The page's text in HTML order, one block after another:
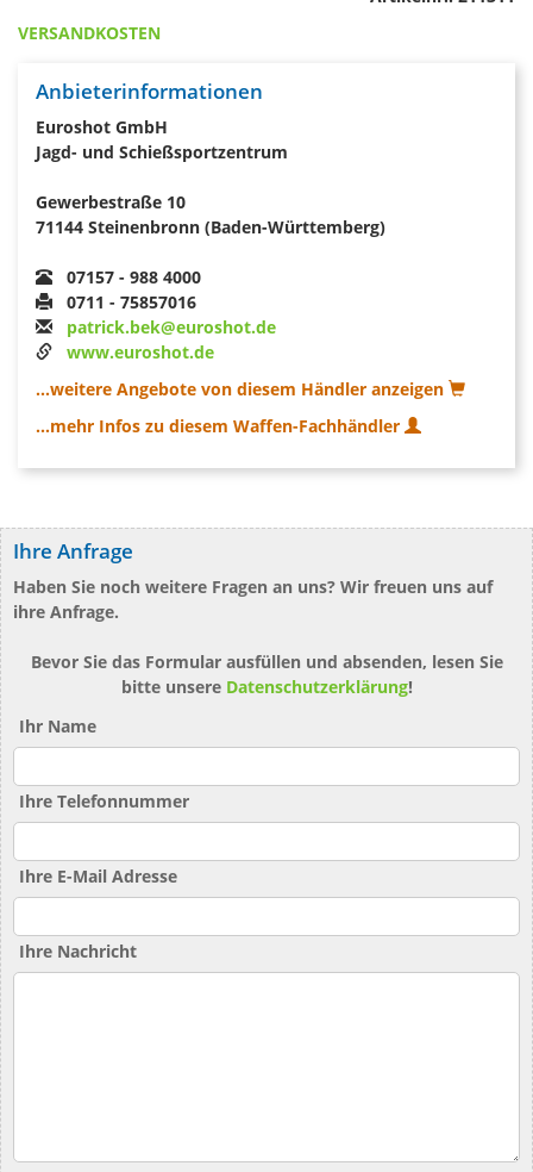
VERSANDKOSTEN
Anbieterinformationen
Euroshot GmbH
Jagd- und Schießsportzentrum
Gewerbestraße 10
71144 Steinenbronn (Baden-Württemberg)
07157 - 988 4000
0711 - 75857016
patrick.bek@euroshot.de
www.euroshot.de
...weitere Angebote von diesem Händler anzeigen
...mehr Infos zu diesem Waffen-Fachhändler
Ihre Anfrage
Haben Sie noch weitere Fragen an uns? Wir freuen uns auf
ihre Anfrage.
Bevor Sie das Formular ausfüllen und absenden, lesen Sie
bitte unsere Datenschutzerklärung!
Ihr Name
Ihre Telefonnummer
Ihre E-Mail Adresse
Ihre Nachricht